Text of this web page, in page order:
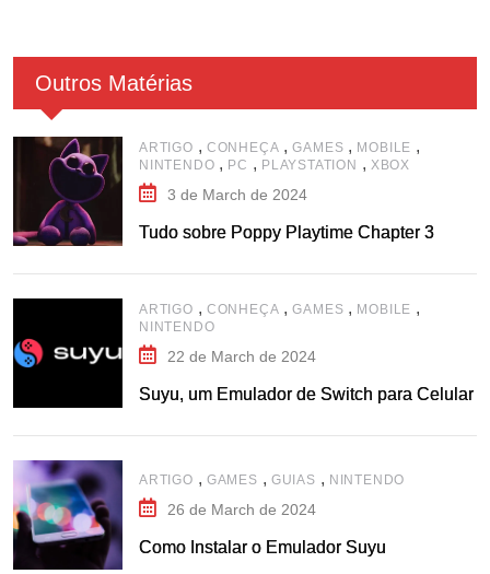
Outros Matérias
ARTIGO , CONHEÇA ,GAMES , MOBILE ,
NINTENDO , PC , PLAYSTATION , XBOX
3 de March de 2024
Tudo sobre Poppy Playtime Chapter 3
ARTIGO , CONHEÇA ,GAMES , MOBILE ,
NINTENDO
22 de March de 2024
Suyu, um Emulador de Switch para Celular
ARTIGO , GAMES , GUIAS , NINTENDO
26 de March de 2024
Como Instalar o Emulador Suyu